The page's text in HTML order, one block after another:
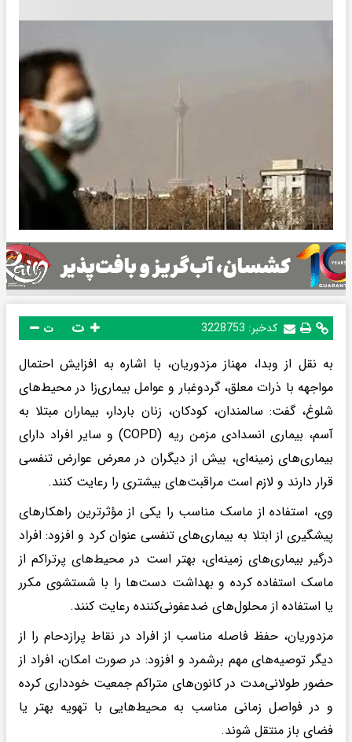
کدخبر: 3228753 ت
به نقل از وبدا، مهناز مزدوریان، با اشاره به افزایش احتمال
مواجهه با ذرات معلق، گردوغبار و عوامل بیماری‌زا در محیط‌های
شلوغ، گفت: سالمندان، کودکان، زنان باردار، بیماران مبتلا به
آسم، بیماری انسدادی مزمن ریه (COPD) و سایر افراد دارای
بیماری‌های زمینه‌ای، بیش از دیگران در معرض عوارض تنفسی
قرار دارند و لازم است مراقبت‌های بیشتری را رعایت کنند.
وی، استفاده از ماسک مناسب را یکی از مؤثرترین راهکارهای
پیشگیری از ابتلا به بیماری‌های تنفسی عنوان کرد و افزود: افراد
درگیر بیماری‌های زمینه‌ای، بهتر است در محیط‌های پرتراکم از
ماسک استفاده کرده و بهداشت دست‌ها را با شستشوی مکرر
یا استفاده از محلول‌های ضدعفونی‌کننده رعایت کنند.
مزدوریان، حفظ فاصله مناسب از افراد در نقاط پرازدحام را از
دیگر توصیه‌های مهم برشمرد و افزود: در صورت امکان، افراد از
حضور طولانی‌مدت در کانون‌های متراکم جمعیت خودداری کرده
و در فواصل زمانی مناسب به محیط‌هایی با تهویه بهتر یا
فضای باز منتقل شوند.